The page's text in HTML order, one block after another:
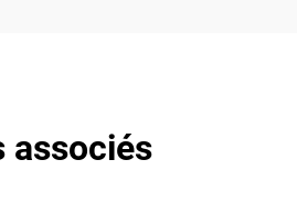
associés